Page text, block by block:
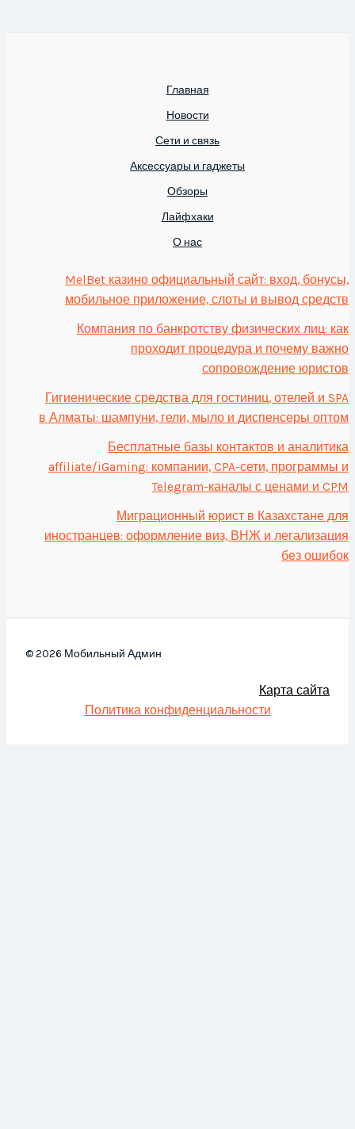
Главная
Новости
Сети и связь
Аксессуары и гаджеты
Обзоры
Лайфхаки
О нас
MelBet казино официальный сайт: вход, бонусы,
мобильное приложение, слоты и вывод средств
Компания по банкротству физических лиц: как
проходит процедура и почему важно
сопровождение юристов
Гигиенические средства для гостиниц, отелей и SPA
в Алматы: шампуни, гели, мыло и диспенсеры оптом
Бесплатные базы контактов и аналитика
affiliate/iGaming: компании, CPA-сети, программы и
Telegram-каналы с ценами и CPM
Миграционный юрист в Казахстане для
иностранцев: оформление виз, ВНЖ и легализация
без ошибок
© 2026 Мобильный Админ
Карта сайта
Политика конфиденциальности